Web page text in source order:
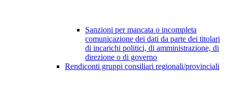
Sanzioni per mancata o incompleta
comunicazione dei dati da parte dei titolari
di incarichi politici, di amministrazione, di
direzione o di governo
Rendiconti gruppi consiliari regionali/provinciali